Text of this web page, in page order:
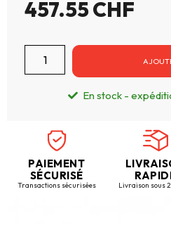
457.55CHF
En stock -
PAIEMENT
SÉCURISÉ
Transactions sécurisées Livraison sous